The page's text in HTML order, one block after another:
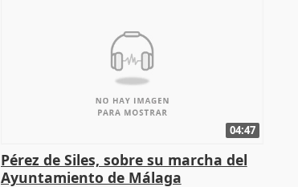
04:47
Pérez de Siles, sobre su marcha del
Ayuntamiento de Málaga